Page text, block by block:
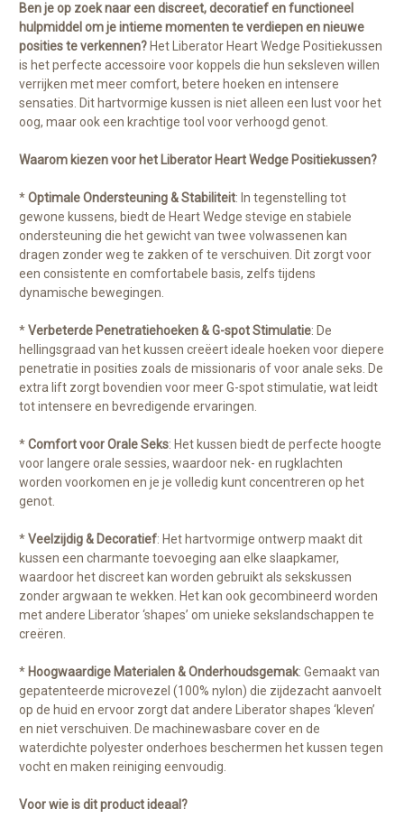
Ben je op zoek naar een discreet, decoratief en functioneel
hulpmiddel om je intieme momenten te verdiepen en nieuwe
posities te verkennen? Het Liberator Heart Wedge Positiekussen
is het perfecte accessoire voor koppels die hun seksleven willen
verrijken met meer comfort, betere hoeken en intensere
sensaties. Dit hartvormige kussen is niet alleen een lust voor het
oog, maar ook een krachtige tool voor verhoogd genot.
Waarom kiezen voor het Liberator Heart Wedge Positiekussen?
*Optimale Ondersteuning & Stabiliteit: In tegenstelling tot
gewone kussens, biedt de Heart Wedge stevige en stabiele
ondersteuning die het gewicht van twee volwassenen kan
dragen zonder weg te zakken of te verschuiven. Dit zorgt voor
een consistente en comfortabele basis, zelfs tijdens
dynamische bewegingen.
*Verbeterde Penetratiehoeken & G-spot Stimulatie: De
hellingsgraad van het kussen creëert ideale hoeken voor diepere
penetratie in posities zoals de missionaris of voor anale seks. De
extra lift zorgt bovendien voor meer G-spot stimulatie, wat leidt
tot intensere en bevredigende ervaringen.
*Comfort voor Orale Seks: Het kussen biedt de perfecte hoogte
voor langere orale sessies, waardoor nek- en rugklachten
worden voorkomen en je je volledig kunt concentreren op het
genot.
*Veelzijdig & Decoratief: Het hartvormige ontwerp maakt dit
kussen een charmante toevoeging aan elke slaapkamer,
waardoor het discreet kan worden gebruikt als sekskussen
zonder argwaan te wekken. Het kan ook gecombineerd worden
met andere Liberator ‘shapes’ om unieke sekslandschappen te
creëren.
* Hoogwaardige Materialen & Onderhoudsgemak: Gemaakt van
gepatenteerde microvezel (100% nylon) die zijdezacht aanvoelt
op de huid en ervoor zorgt dat andere Liberator shapes ‘kleven’
en niet verschuiven. De machinewasbare cover en de
waterdichte polyester onderhoes beschermen het kussen tegen
vocht en maken reiniging eenvoudig.
Voor wie is dit product ideaal?